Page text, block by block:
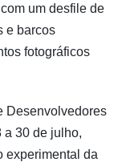
um desfile de
e barcos
fotográficos
Desenvolvedores
a 30 de julho,
experimental da